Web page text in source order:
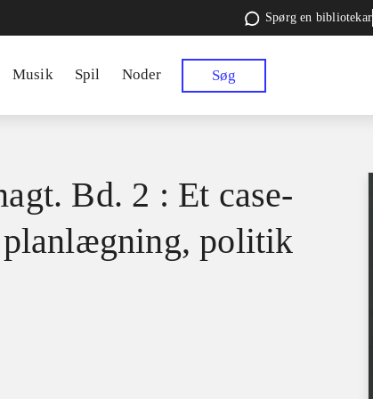
Spørg en bibliotekar
Musik Spil Noder Søg
Bd. 2 : Et case-
planlægning, politik